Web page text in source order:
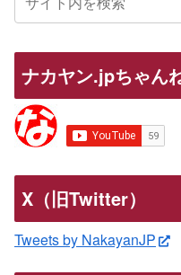
ナカヤン.jpちゃん
X（旧Twitter）
Tweets by NakayanJP